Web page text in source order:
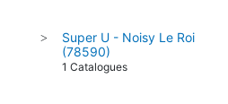
>
Super U - Noisy Le Roi
(78590)
1 Catalogues